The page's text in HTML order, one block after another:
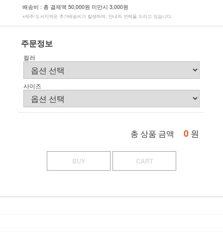
배송비 : 총 결제액 50,000원 미만시 3,000원
※제주/도서지역은 추가배송비가 발생하며, 안내차 연락을 드리고 있습니다.
주문정보
컬러
사이즈
총 상품 금액 0 원
BUY CART